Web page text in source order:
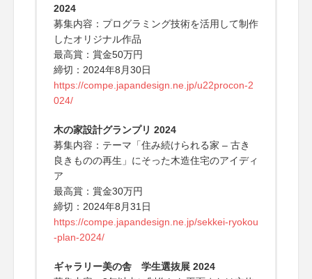
2024
募集内容：プログラミング技術を活用して制作
したオリジナル作品
最高賞：賞金50万円
締切：2024年8月30日
https://compe.japandesign.ne.jp/u22procon-2
024/
木の家設計グランプリ 2024
募集内容：テーマ「住み続けられる家 – 古き
良きものの再生」にそった木造住宅のアイディ
ア
最高賞：賞金30万円
締切：2024年8月31日
https://compe.japandesign.ne.jp/sekkei-ryokou
-plan-2024/
ギャラリー美の舎 学生選抜展 2024